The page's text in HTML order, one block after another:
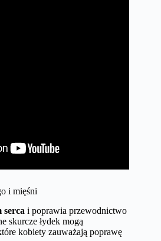
i mięśni
serca i poprawia przewodnictwo
skurcze łydek mogą
kobiety zauważają poprawę